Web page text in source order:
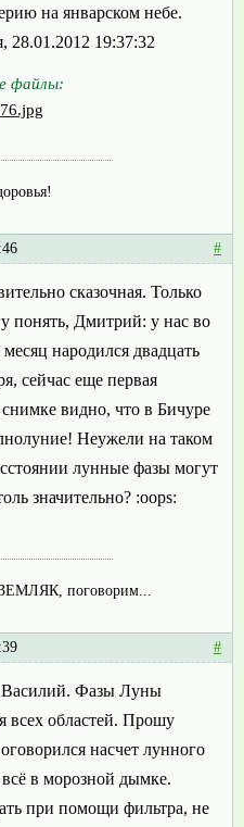
на январском небе.
28.01.2012 19:37:32
файлы:
#
сказочная. Только
понять, Дмитрий: у нас во
народился двадцать
сейчас еще первая
снимке видно, что в Бичуре
Неужели на таком
лунные фазы могут
значительно? :oops:
поговорим...
#
Василий. Фазы Луны
всех областей. Прошу
насчет лунного
в морозной дымке.
при помощи фильтра, не